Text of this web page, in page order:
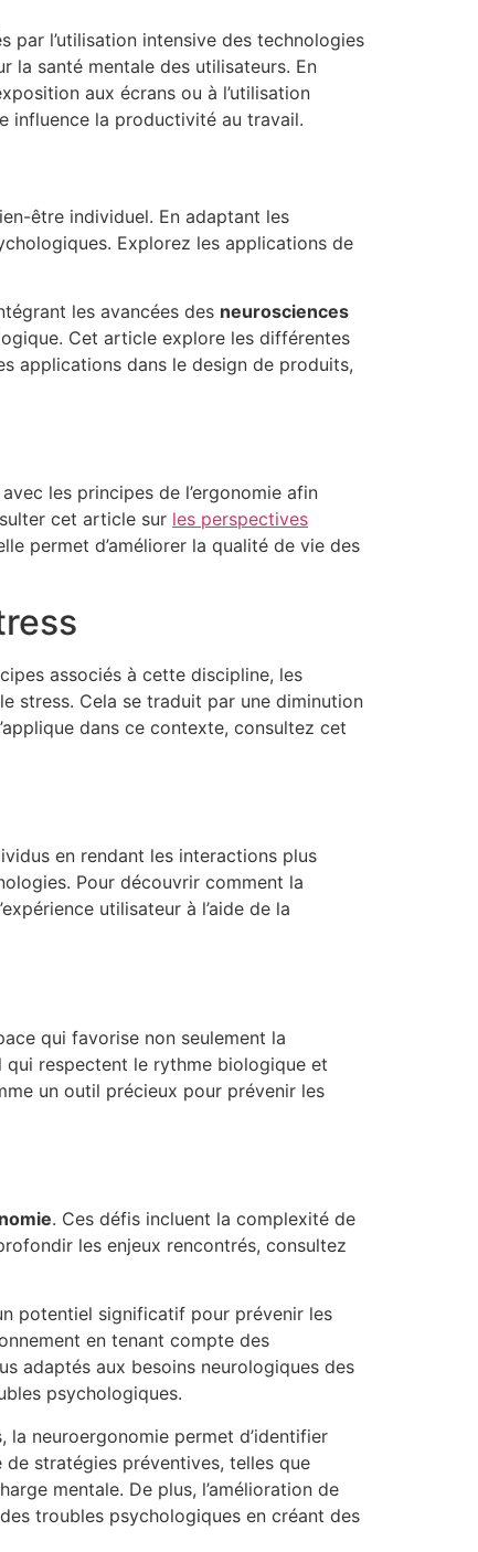
par l’utilisation intensive des technologies
la santé mentale des utilisateurs. En
aux écrans ou à l’utilisation
influence la productivité au travail.
être individuel. En adaptant les
Explorez les applications de
les avancées des neurosciences
Cet article explore les différentes
applications dans le design de produits,
les principes de l’ergonomie afin
cet article sur les perspectives
permet d’améliorer la qualité de vie des
associés à cette discipline, les
stress. Cela se traduit par une diminution
dans ce contexte, consultez cet
en rendant les interactions plus
Pour découvrir comment la
utilisateur à l’aide de la
qui favorise non seulement la
respectent le rythme biologique et
un outil précieux pour prévenir les
. Ces défis incluent la complexité de
les enjeux rencontrés, consultez
potentiel significatif pour prévenir les
en tenant compte des
adaptés aux besoins neurologiques des
psychologiques.
la neuroergonomie permet d’identifier
stratégies préventives, telles que
mentale. De plus, l’amélioration de
troubles psychologiques en créant des